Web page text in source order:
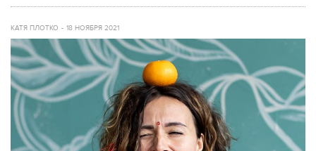
КАТЯ ПЛОТКО 18 НОЯБРЯ 2021